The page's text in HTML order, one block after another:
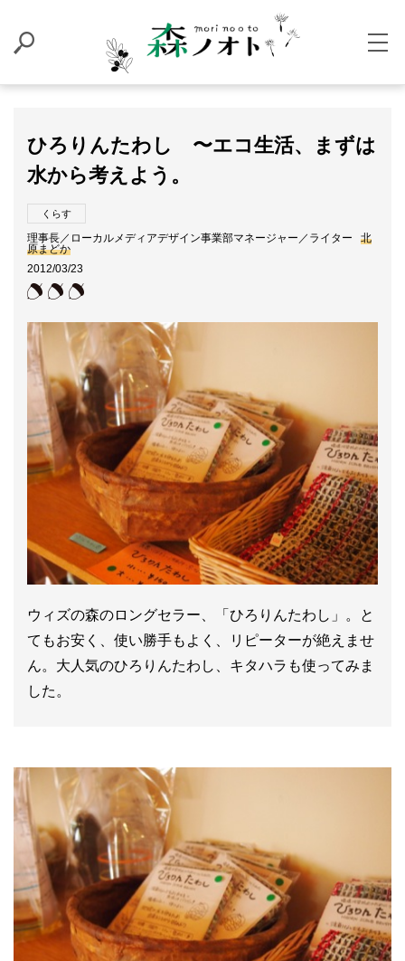
ひろりんたわし 〜エコ生活、まずは
水から考えよう。
くらす
理事長／ローカルメディアデザイン事業部マネージャー／ライター
北
原まどか
2012/03/23
ウィズの森のロングセラー、「ひろりんたわし」。と
てもお安く、使い勝手もよく、リピーターが絶えませ
ん。大人気のひろりんたわし、キタハラも使ってみま
した。